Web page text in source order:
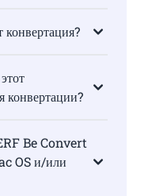
конвертация?
конвертации?
Be Convert
OS и/или